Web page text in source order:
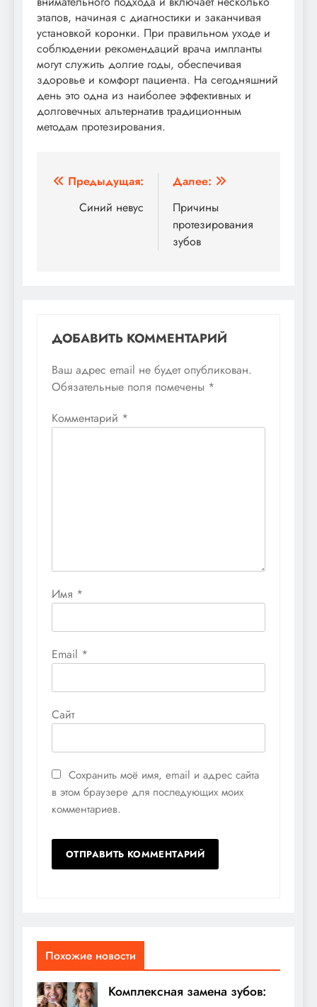
этапов, начиная с диагностики и заканчивая
установкой коронки. При правильном уходе и
соблюдении рекомендаций врача импланты
могут служить долгие годы, обеспечивая
здоровье и комфорт пациента. На сегодняшний
день это одна из наиболее эффективных и
долговечных альтернатив традиционным
методам протезирования.
Навигация
Предыдущая:
Синий невус
Далее:
Причины
протезирования
зубов
ДОБАВИТЬ КОММЕНТАРИЙ
Ваш адрес email не будет опубликован.
Обязательные поля помечены *
Комментарий *
Имя *
Email *
Сайт
Сохранить моё имя, email и адрес сайта
в этом браузере для последующих моих
комментариев.
Похожие новости
Комплексная замена зубов: